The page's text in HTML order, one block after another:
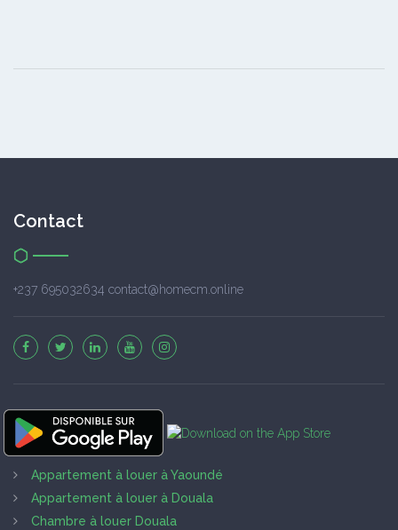
Contact
+237 695032634 contact@homecm.online
Appartement à louer à Yaoundé
Appartement à louer à Douala
Chambre à louer Douala